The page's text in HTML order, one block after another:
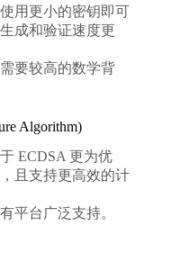
用更小的密钥即可
成和验证速度更
要较高的数学背
Algorithm)
ECDSA 更为优
且支持更高效的计
平台广泛支持。